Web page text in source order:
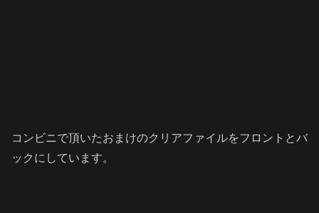
コンビニで頂いたおまけのクリアファイルをフロントとバ
ックにしています。